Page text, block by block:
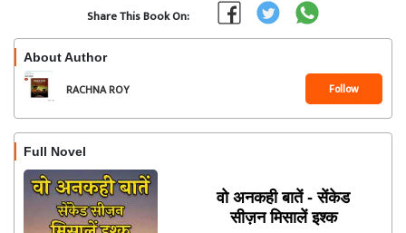
Share This Book On:
About Author
RACHNA ROY Follow
Full Novel
वो अनकही बातें - सेंकेड
सीज़न मिसालें इश्क